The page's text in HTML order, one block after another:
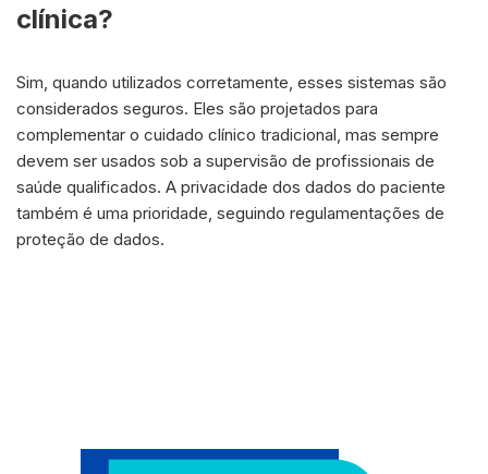
clínica?
Sim, quando utilizados corretamente, esses sistemas são
considerados seguros. Eles são projetados para
complementar o cuidado clínico tradicional, mas sempre
devem ser usados sob a supervisão de profissionais de
saúde qualificados. A privacidade dos dados do paciente
também é uma prioridade, seguindo regulamentações de
proteção de dados.